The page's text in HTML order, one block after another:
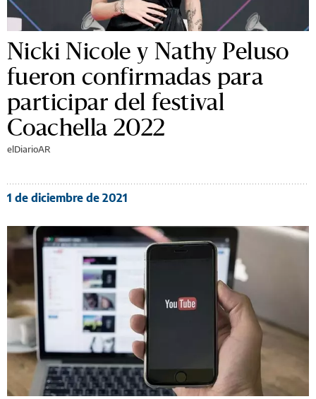
Nicki Nicole y Nathy Peluso
fueron confirmadas para
participar del festival
Coachella 2022
elDiarioAR
1 de diciembre de 2021